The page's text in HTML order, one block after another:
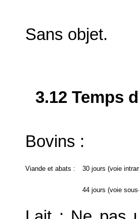
Sans objet.
3.12 Temps
Bovins :
Viande et abats : 30 jours (voie
44 jours (voie